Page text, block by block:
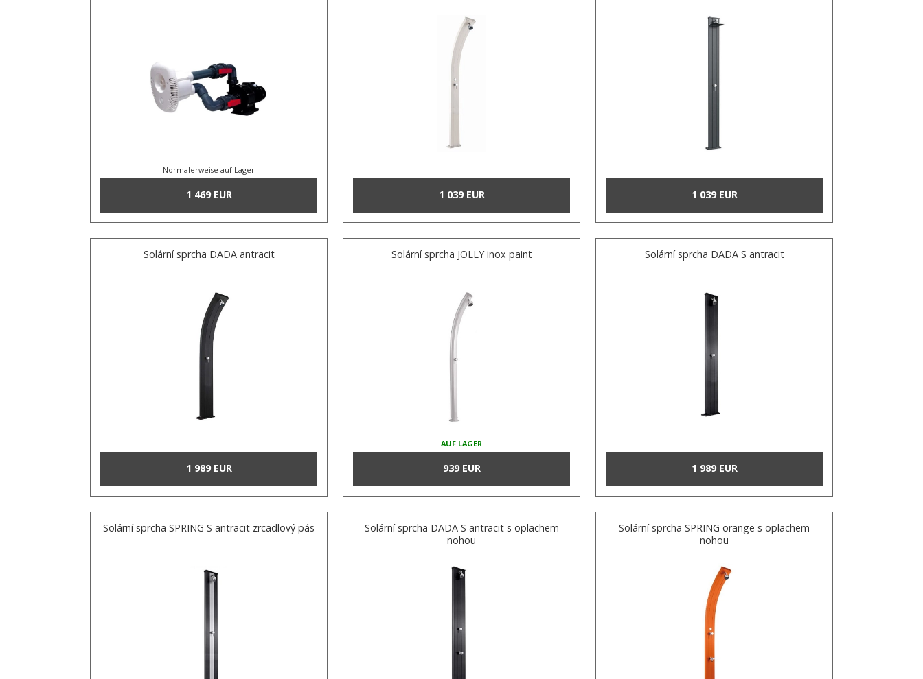
Normalerweise auf Lager
1 469 EUR 1 039 EUR 1 039 EUR
Solární sprcha DADA antracit
1 989 EUR
Solární sprcha JOLLY inox paint
AUF LAGER
939 EUR
Solární sprcha DADA S antracit
1 989 EUR
Solární sprcha SPRING S antracit zrcadlový pás
Solární sprcha DADA S antracit s oplachem
nohou
Solární sprcha SPRING orange s oplachem
nohou